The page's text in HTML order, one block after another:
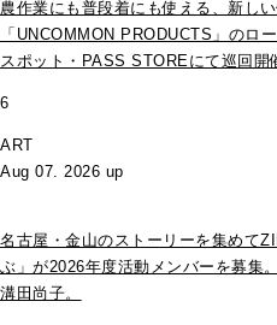
農作業にも普段着にも使える、新し
「UNCOMMON PRODUCTS」のロ
スポット・PASS STOREにて巡回開
6
ART
Aug 07. 2026 up
名古屋・金山のストーリーを集めて
ぶ」が2026年度活動メンバーを募集
溝田尚子。